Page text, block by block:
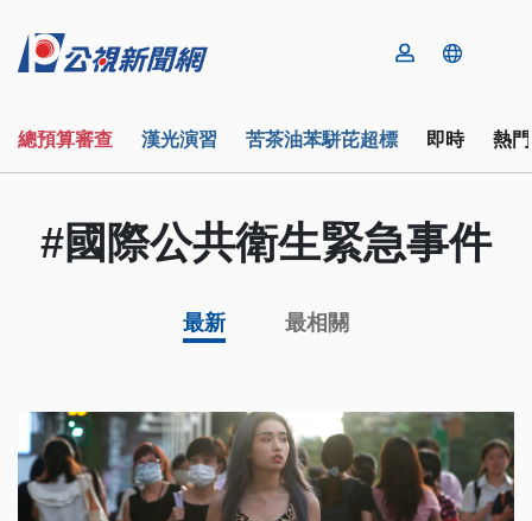
總預算審查 漢光演習 苦茶油苯駢芘超標 即時 熱
#國際公共衛生緊急事件
最新 最相關